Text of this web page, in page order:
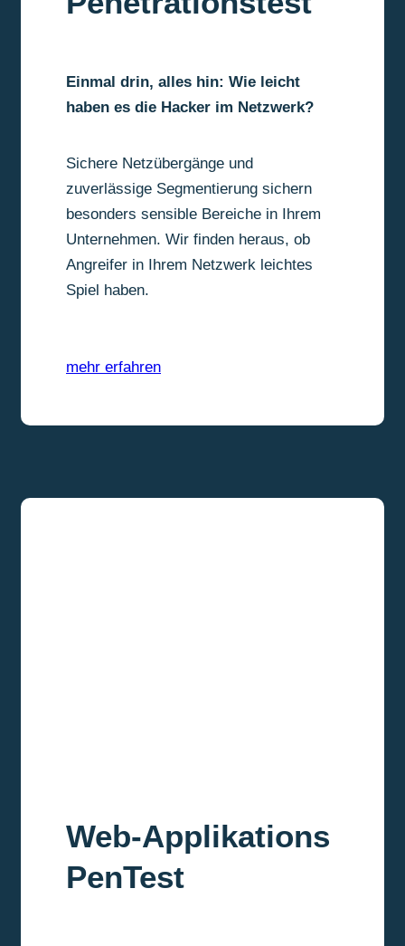
Einmal drin, alles hin: Wie leicht
haben es die Hacker im Netzwerk?
Sichere Netzübergänge und
zuverlässige Segmentierung sichern
besonders sensible Bereiche in Ihrem
Unternehmen. Wir finden heraus, ob
Angreifer in Ihrem Netzwerk leichtes
Spiel haben.
mehr erfahren
Web-Applikations
PenTest